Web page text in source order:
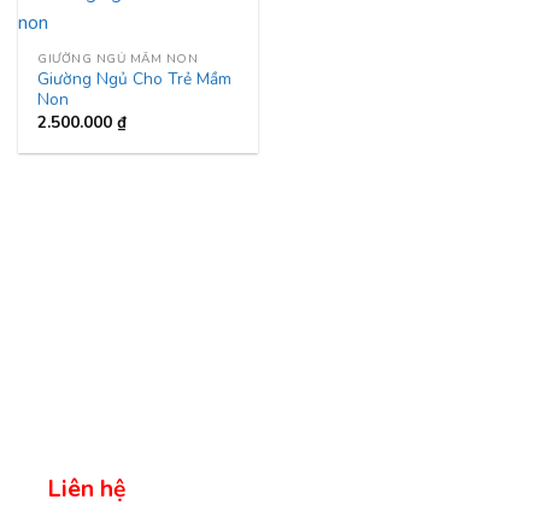
GIƯỜNG NGỦ MẦM NON
Giường Ngủ Cho Trẻ Mầm
Non
2.500.000₫
Liên hệ